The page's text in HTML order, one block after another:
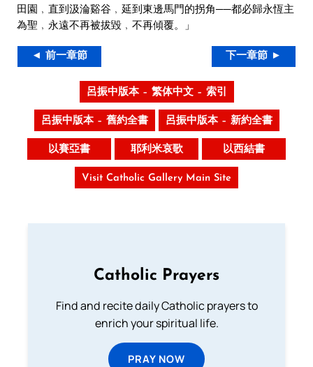
田園﹐直到汲淪谿谷﹐延到東邊馬門的拐角──都必歸永恆主
為聖﹐永遠不再被拔毀﹐不再傾覆。」
◄ 前一章節 下一章節 ►
呂振中版本 – 繁体中文 – 索引
呂振中版本 – 舊約全書 呂振中版本 – 新約全書
以賽亞書 耶利米哀歌 以西結書
Visit Catholic Gallery Main Site
Catholic Prayers
Find and recite daily Catholic prayers to
enrich your spiritual life.
PRAY NOW